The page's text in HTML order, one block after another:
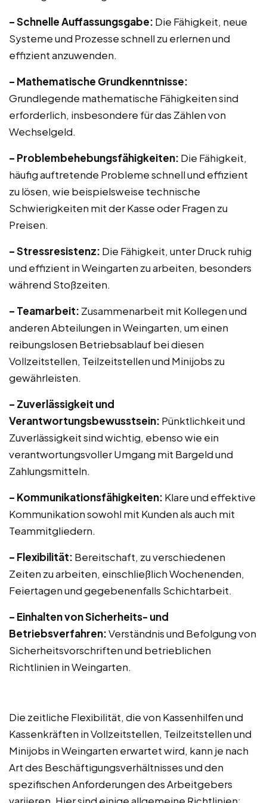
– Schnelle Auffassungsgabe: Die Fähigkeit, neue
Systeme und Prozesse schnell zu erlernen und
effizient anzuwenden.
– Mathematische Grundkenntnisse:
Grundlegende mathematische Fähigkeiten sind
erforderlich, insbesondere für das Zählen von
Wechselgeld.
– Problembehebungsfähigkeiten: Die Fähigkeit,
häufig auftretende Probleme schnell und effizient
zu lösen, wie beispielsweise technische
Schwierigkeiten mit der Kasse oder Fragen zu
Preisen.
– Stressresistenz: Die Fähigkeit, unter Druck ruhig
und effizient in Weingarten zu arbeiten, besonders
während Stoßzeiten.
– Teamarbeit: Zusammenarbeit mit Kollegen und
anderen Abteilungen in Weingarten, um einen
reibungslosen Betriebsablauf bei diesen
Vollzeitstellen, Teilzeitstellen und Minijobs zu
gewährleisten.
– Zuverlässigkeit und
Verantwortungsbewusstsein: Pünktlichkeit und
Zuverlässigkeit sind wichtig, ebenso wie ein
verantwortungsvoller Umgang mit Bargeld und
Zahlungsmitteln.
– Kommunikationsfähigkeiten: Klare und effektive
Kommunikation sowohl mit Kunden als auch mit
Teammitgliedern.
– Flexibilität: Bereitschaft, zu verschiedenen
Zeiten zu arbeiten, einschließlich Wochenenden,
Feiertagen und gegebenenfalls Schichtarbeit.
– Einhalten von Sicherheits- und
Betriebsverfahren:Verständnis und Befolgung von
Sicherheitsvorschriften und betrieblichen
Richtlinien in Weingarten.
Die zeitliche Flexibilität, die von Kassenhilfen und
Kassenkräften in Vollzeitstellen, Teilzeitstellen und
Minijobs in Weingarten erwartet wird, kann je nach
Art des Beschäftigungsverhältnisses und den
spezifischen Anforderungen des Arbeitgebers